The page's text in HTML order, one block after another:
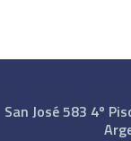
San José 583 4º